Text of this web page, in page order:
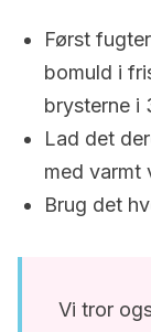
Først
bomuld i
brysterne i
Lad det
med varmt
Brug det
Vi tror